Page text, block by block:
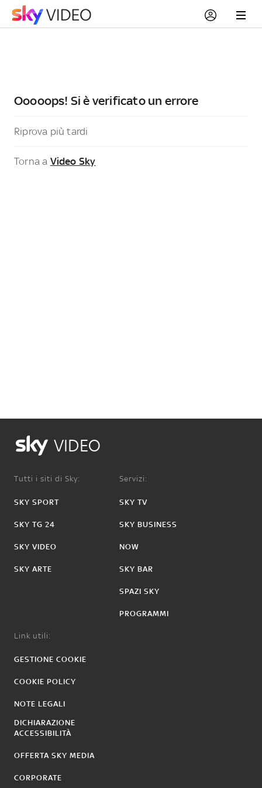
Ooooops! Si è verificato un errore
Riprova più tardi
Torna a Video Sky
VIDEO
Tutti i siti di Sky:
SKY SPORT
SKY TG 24
SKY VIDEO
SKY ARTE
Servizi:
SKY TV
SKY BUSINESS
NOW
SKY BAR
SPAZI SKY
PROGRAMMI
Link utili:
GESTIONE COOKIE
COOKIE POLICY
NOTE LEGALI
DICHIARAZIONE
ACCESSIBILITÀ
OFFERTA SKY MEDIA
CORPORATE